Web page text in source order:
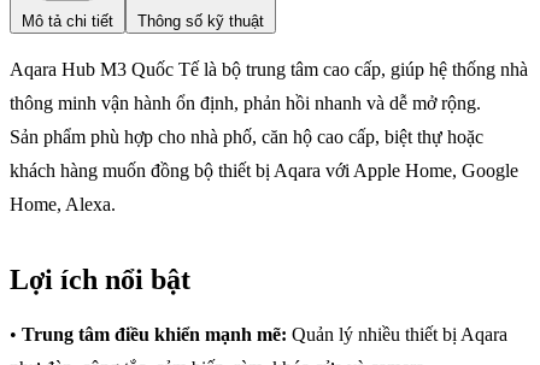
Mô tả chi tiết Thông số kỹ thuật
Aqara Hub M3 Quốc Tế là bộ trung tâm cao cấp, giúp hệ thống nhà
thông minh vận hành ổn định, phản hồi nhanh và dễ mở rộng.
Sản phẩm phù hợp cho nhà phố, căn hộ cao cấp, biệt thự hoặc
khách hàng muốn đồng bộ thiết bị Aqara với Apple Home, Google
Home, Alexa.
Lợi ích nổi bật
• Trung tâm điều khiển mạnh mẽ: Quản lý nhiều thiết bị Aqara